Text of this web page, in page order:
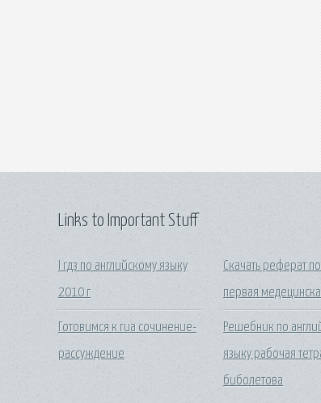
Links to Important Stuff
I гдз по английскому языку
2010 г
Готовимся к гиа сочинение-
рассуждение
Скачать реферат
первая
Решебник по
языку рабочая
биболетова